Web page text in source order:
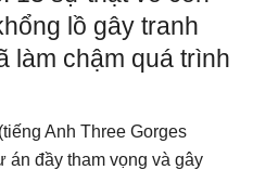
lồ gây tranh
làm chậm quá trình
Anh Three Gorges
án đầy tham vọng và gây